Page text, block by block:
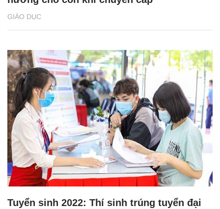
GIÁO DỤC
Tuyển sinh 2022: Thí sinh trúng tuyển đại